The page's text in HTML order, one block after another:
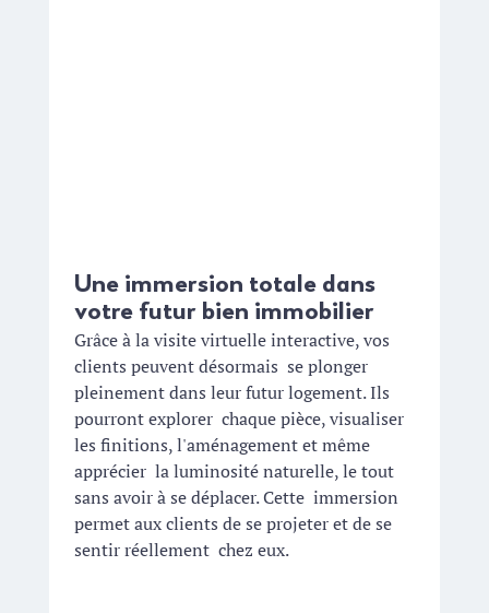
Une immersion totale dans
votre futur bien immobilier
Grâce à la visite virtuelle interactive, vos
clients peuvent désormais  se plonger
pleinement dans leur futur logement. Ils
pourront explorer  chaque pièce, visualiser
les finitions, l'aménagement et même
apprécier  la luminosité naturelle, le tout
sans avoir à se déplacer. Cette  immersion
permet aux clients de se projeter et de se
sentir réellement  chez eux.